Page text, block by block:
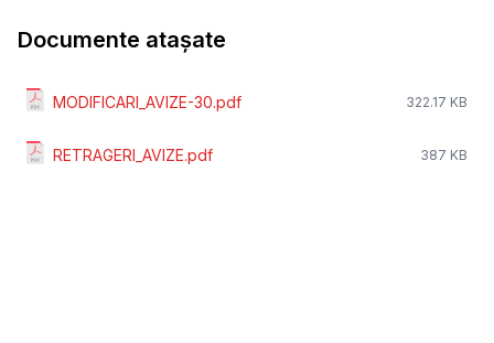
Documente atașate
MODIFICARI_AVIZE-30.pdf 322.17 KB
RETRAGERI_AVIZE.pdf 387 KB